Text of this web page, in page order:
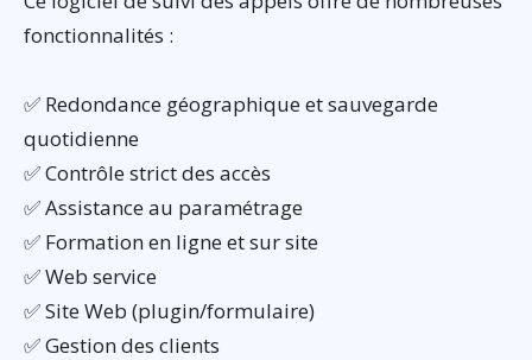
fonctionnalités :
✅ Redondance géographique et sauvegarde
quotidienne
✅ Contrôle strict des accès
✅ Assistance au paramétrage
✅ Formation en ligne et sur site
✅ Web service
✅ Site Web (plugin/formulaire)
✅ Gestion des clients